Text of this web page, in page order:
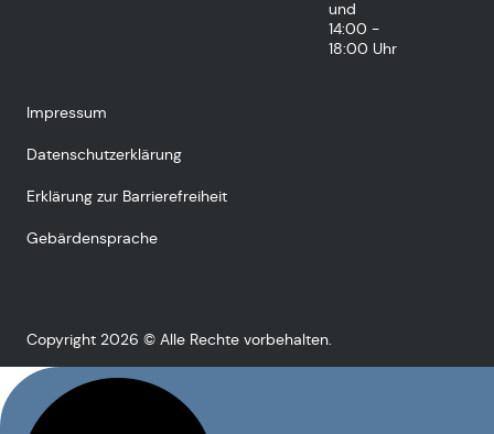
und
14:00 -
18:00 Uhr
Impressum
Datenschutzerklärung
Erklärung zur Barrierefreiheit
Gebärdensprache
Copyright 2026 © Alle Rechte vorbehalten.